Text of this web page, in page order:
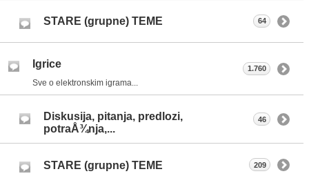
STARE (grupne) TEME 64
Igrice
Sve o elektronskim igrama...
1.760
Diskusija, pitanja, predlozi,
potraÅ¾nja,...
46
STARE (grupne) TEME 209